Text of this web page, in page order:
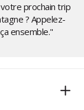
prochain trip
? Appelez-
ensemble."